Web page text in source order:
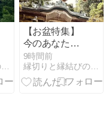
アラフォー主婦の魔女活ブログ
【お盆特集】
今のあなたに
必要なサポー
トは？ ご先祖
さまと共に、
9時間前
縁切りと縁結びの凜花〜Reincarnation〜